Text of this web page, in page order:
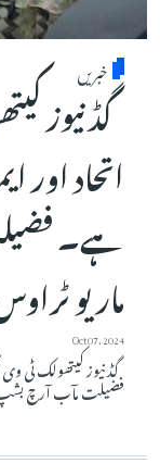
خبریں
گڈ نیوز
اتحاد
ہے۔
ماریو
Oct 07, 2024
گڈ نیوز کیتھولک ٹی
فضیلت مآب آرچ بشپ